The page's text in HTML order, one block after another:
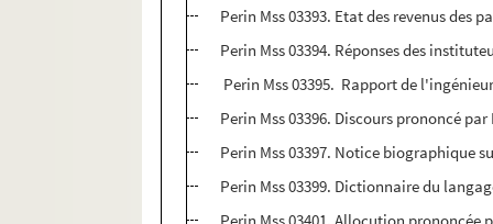
Perin Mss 03393. Etat des revenus des
Perin Mss 03394. Réponses des
Perin Mss 03395. Rapport de
Perin Mss 03396. Discours prononcé
Perin Mss 03397. Notice biographique
Perin Mss 03399. Dictionnaire du